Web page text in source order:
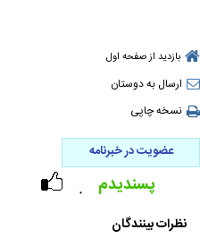
بازدید از صفحه اول
ارسال به دوستان
نسخه چاپی
عضویت در خبرنامه
۰ پسندیدم
نظرات بینندگان